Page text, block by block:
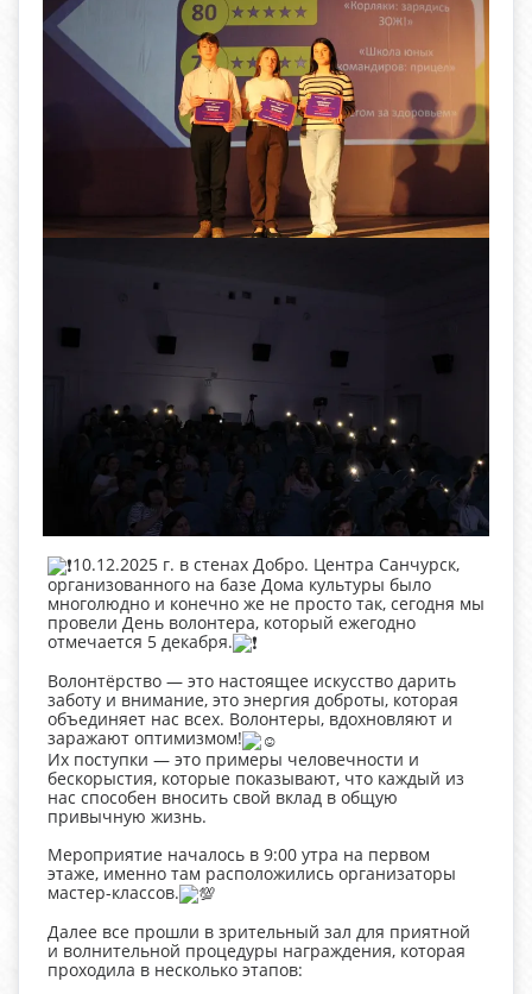
10.12.2025 г. в стенах Добро. Центра Санчурск,
организованного на базе Дома культуры было
многолюдно и конечно же не просто так, сегодня мы
провели День волонтера, который ежегодно
отмечается 5 декабря.
Волонтёрство — это настоящее искусство дарить
заботу и внимание, это энергия доброты, которая
объединяет нас всех. Волонтеры, вдохновляют и
заражают оптимизмом!
Их поступки — это примеры человечности и
бескорыстия, которые показывают, что каждый из
нас способен вносить свой вклад в общую
привычную жизнь.
Мероприятие началось в 9:00 утра на первом
этаже, именно там расположились организаторы
мастер-классов.
Далее все прошли в зрительный зал для приятной
и волнительной процедуры награждения, которая
проходила в несколько этапов: